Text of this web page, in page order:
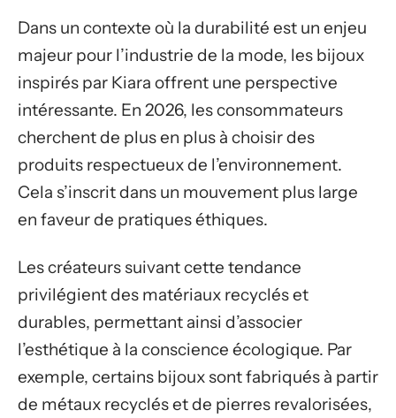
Dans un contexte où la durabilité est un enjeu
majeur pour l’industrie de la mode, les bijoux
inspirés par Kiara offrent une perspective
intéressante. En 2026, les consommateurs
cherchent de plus en plus à choisir des
produits respectueux de l’environnement.
Cela s’inscrit dans un mouvement plus large
en faveur de pratiques éthiques.
Les créateurs suivant cette tendance
privilégient des matériaux recyclés et
durables, permettant ainsi d’associer
l’esthétique à la conscience écologique. Par
exemple, certains bijoux sont fabriqués à partir
de métaux recyclés et de pierres revalorisées,